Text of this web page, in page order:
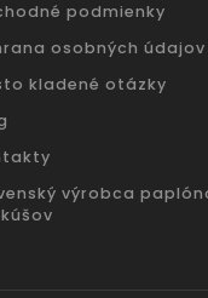
podmienky
osobných údajov
kladené otázky
výrobca